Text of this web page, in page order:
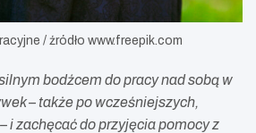
/ źródło www.freepik.com
bodźcem do pracy nad sobą w
– także po wcześniejszych,
i zachęcać do przyjęcia pomocy z